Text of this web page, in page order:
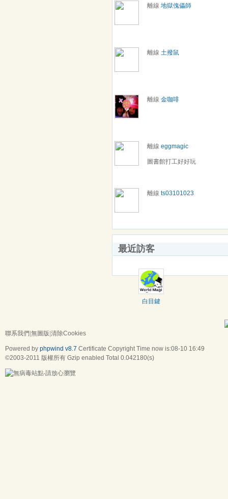
離線 地獄傀儡師
離線 土撥鼠
離線 金咖啡
離線 eggmagic
圖書館打工好好玩
離線 ts03101023
最近訪客
白目鍵
聯系我們 無圖版 清除Cookies
Powered by phpwind v8.7 Certificate Copyright Time now is:08-10 16:49
©2003-2011 版權所有 Gzip enabled Total 0.042180(s)